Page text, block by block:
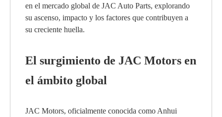
en el mercado global de JAC Auto Parts, explorando
su ascenso, impacto y los factores que contribuyen a
su creciente huella.
El surgimiento de JAC Motors en
el ámbito global
JAC Motors, oficialmente conocida como Anhui